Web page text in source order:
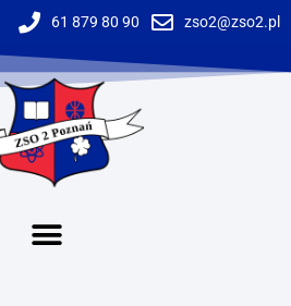
61 879 80 90 zso2@zso2.pl